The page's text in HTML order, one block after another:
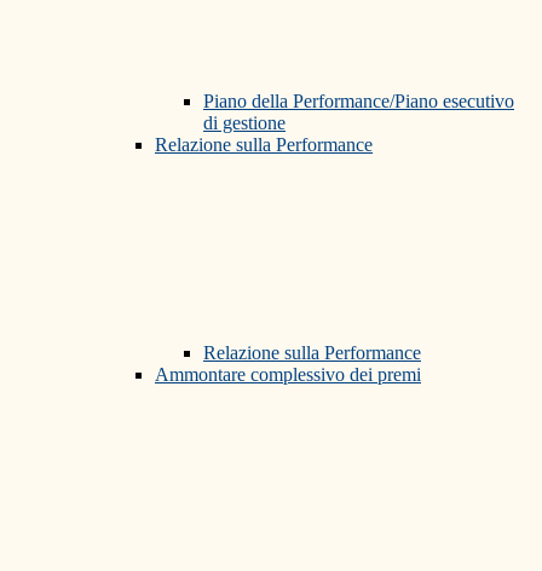
Piano della Performance/Piano esecutivo
di gestione
Relazione sulla Performance
Relazione sulla Performance
Ammontare complessivo dei premi